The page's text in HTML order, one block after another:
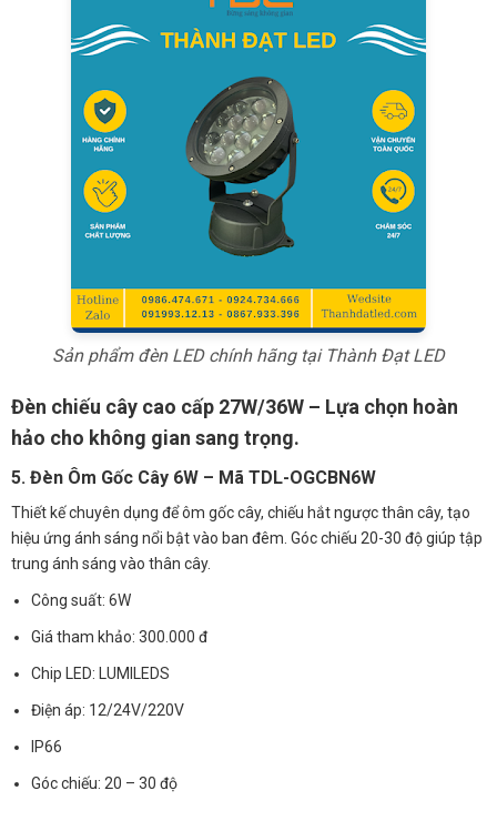
Sản phẩm đèn LED chính hãng tại Thành Đạt LED
Đèn chiếu cây cao cấp 27W/36W – Lựa chọn hoàn
hảo cho không gian sang trọng.
5. Đèn Ôm Gốc Cây 6W – Mã TDL-OGCBN6W
Thiết kế chuyên dụng để ôm gốc cây, chiếu hắt ngược thân cây, tạo
hiệu ứng ánh sáng nổi bật vào ban đêm. Góc chiếu 20-30 độ giúp tập
trung ánh sáng vào thân cây.
Công suất: 6W
Giá tham khảo: 300.000 đ
Chip LED: LUMILEDS
Điện áp: 12/24V/220V
IP66
Góc chiếu: 20 – 30 độ